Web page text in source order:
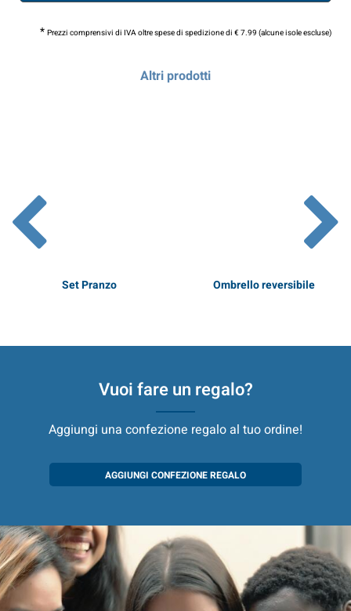
* Prezzi comprensivi di IVA oltre spese di spedizione di € 7.99 (alcune isole escluse)
Altri prodotti
Set Pranzo Ombrello reversibile
Vuoi fare un regalo?
Aggiungi una confezione regalo al tuo ordine!
AGGIUNGI CONFEZIONE REGALO